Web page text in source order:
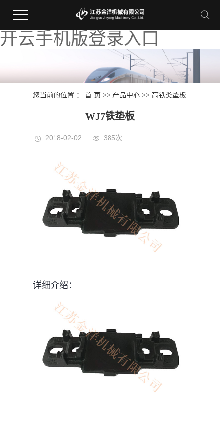
开云手机版登录入口
您当前的位置 ：首 页 >> 产品中心 >> 高铁类垫板
WJ7铁垫板
2018-02-02 385次
详细介绍：